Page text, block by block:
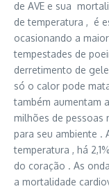
de AVE e sua
de temperatura , é
ocasionando a
tempestades de
derretimento de
só o calor pode
também aumentam
milhões de pessoas
para seu ambiente .
temperatura , há
do coração . As
a mortalidade